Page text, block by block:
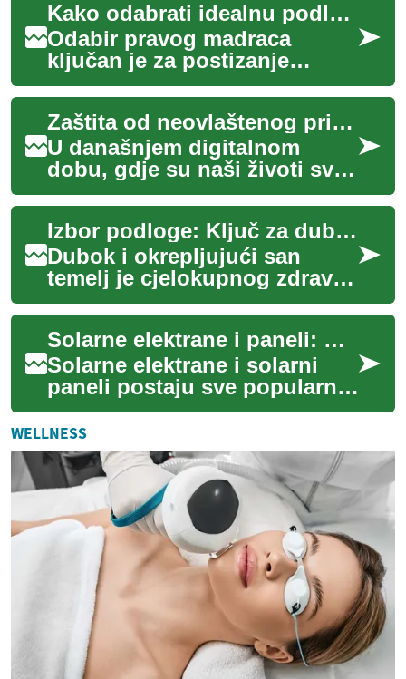
Kako odabrati idealnu podlogu za miran san
Odabir pravog madraca
ključan je za postizanje
kvalitetnog i okrepljujućeg
sna, koji je temelj općeg
zdravlja i dobro...
Zaštita od neovlaštenog pristupa
U današnjem digitalnom
dobu, gdje su naši životi sve
više isprepleteni s online
aktivnostima, zaštita od
neovlaštenog...
Izbor podloge: Ključ za dubok i okrepljujući san
Dubok i okrepljujući san
temelj je cjelokupnog zdravlja
i dobrobiti, a često ga
uzimamo zdravo za gotovo.
Međutim, kv...
Solarne elektrane i paneli: Održiva energetska rješenja za budućnost
Solarne elektrane i solarni
paneli postaju sve popularniji
izvor obnovljive energije
diljem svijeta. Ova čista
tehnol...
WELLNESS